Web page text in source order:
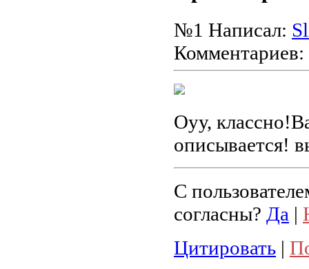
№1 Написал:
Комментариев:
Оуу,
описывается!
С
согласны? Да |
Цитировать |